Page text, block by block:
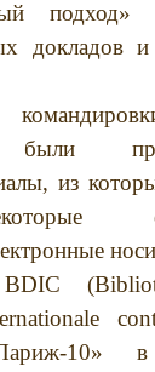
докладов
были
из
BDIC (
10»